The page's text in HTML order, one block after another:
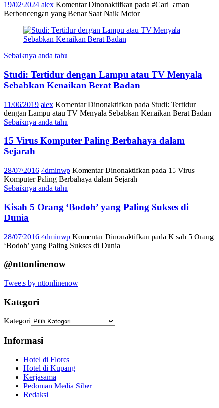
19/02/2024 alex Komentar Dinonaktifkan pada #Cari_aman
Berboncengan yang Benar Saat Naik Motor
Sebaiknya anda tahu
Studi: Tertidur dengan Lampu atau TV Menyala
Sebabkan Kenaikan Berat Badan
11/06/2019 alex Komentar Dinonaktifkan pada Studi: Tertidur
dengan Lampu atau TV Menyala Sebabkan Kenaikan Berat Badan
Sebaiknya anda tahu
15 Virus Komputer Paling Berbahaya dalam
Sejarah
28/07/2016 4dminwp Komentar Dinonaktifkan pada 15 Virus
Komputer Paling Berbahaya dalam Sejarah
Sebaiknya anda tahu
Kisah 5 Orang ‘Bodoh’ yang Paling Sukses di
Dunia
28/07/2016 4dminwp Komentar Dinonaktifkan pada Kisah 5 Orang
‘Bodoh’ yang Paling Sukses di Dunia
@nttonlinenow
Tweets by nttonlinenow
Kategori
Kategori
Informasi
Hotel di Flores
Hotel di Kupang
Kerjasama
Pedoman Media Siber
Redaksi